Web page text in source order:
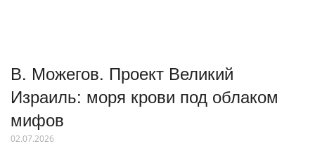
В. Можегов. Проект Великий
Израиль: моря крови под облаком
мифов
02.07.2026